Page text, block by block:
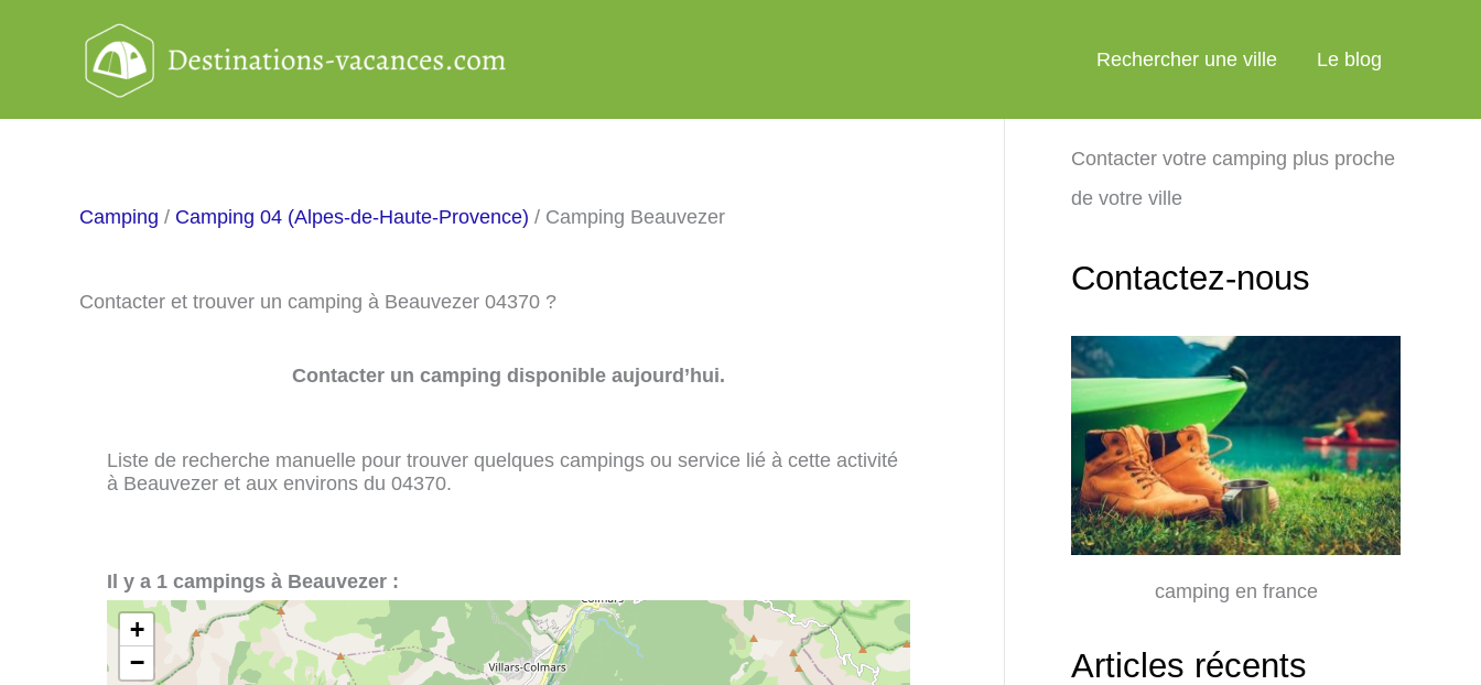
Rechercher une ville Le blog
Camping / Camping 04 (Alpes-de-Haute-Provence) / Camping Beauvezer
Contacter et trouver un camping à Beauvezer 04370 ?
Contacter un camping disponible aujourd’hui.
Liste de recherche manuelle pour trouver quelques campings ou service lié à cette activité
à Beauvezer et aux environs du 04370.
Il y a 1 campings à Beauvezer :
+
−
Contacter votre camping plus proche
de votre ville
Contactez-nous
camping en france
Articles récents